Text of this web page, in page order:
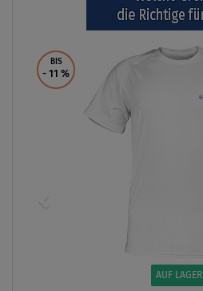
BIS
- 11 %
AUF LAGER